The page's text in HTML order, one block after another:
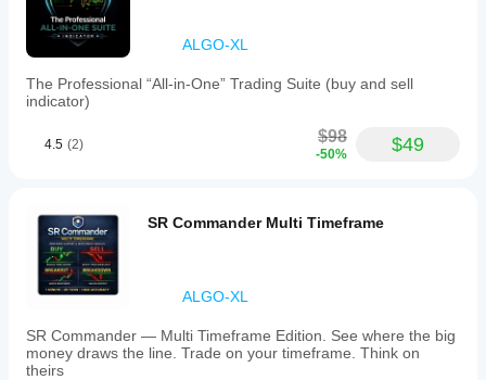
ALGO-XL
The Professional “All-in-One” Trading Suite (buy and sell
indicator)
4.5 (2) $98
-50% $49
SR Commander Multi Timeframe
ALGO-XL
SR Commander — Multi Timeframe Edition. See where the big
money draws the line. Trade on your timeframe. Think on
theirs